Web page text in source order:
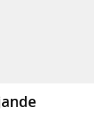
webbplats,
webbplats,